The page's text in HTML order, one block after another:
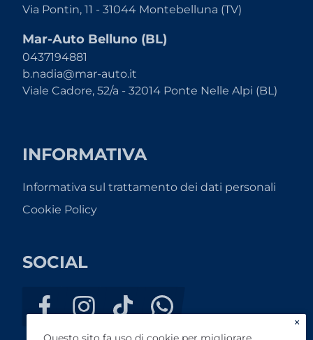
Via Pontin, 11 - 31044 Montebelluna (TV)
Mar-Auto Belluno (BL)
0437194881
b.nadia@mar-auto.it
Viale Cadore, 52/a - 32014 Ponte Nelle Alpi (BL)
INFORMATIVA
Informativa sul trattamento dei dati personali
Cookie Policy
SOCIAL
×